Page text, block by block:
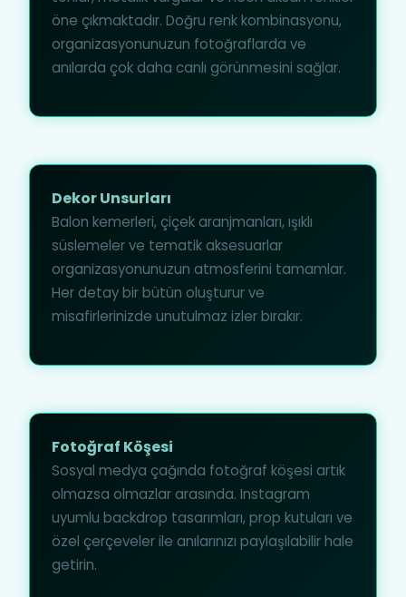
öne çıkmaktadır. Doğru renk kombinasyonu,
organizasyonunuzun fotoğraflarda ve
anılarda çok daha canlı görünmesini sağlar.
Dekor Unsurları
Balon kemerleri, çiçek aranjmanları, ışıklı
süslemeler ve tematik aksesuarlar
organizasyonunuzun atmosferini tamamlar.
Her detay bir bütün oluşturur ve
misafirlerinizde unutulmaz izler bırakır.
Fotoğraf Köşesi
Sosyal medya çağında fotoğraf köşesi artık
olmazsa olmazlar arasında. Instagram
uyumlu backdrop tasarımları, prop kutuları ve
özel çerçeveler ile anılarınızı paylaşılabilir hale
getirin.